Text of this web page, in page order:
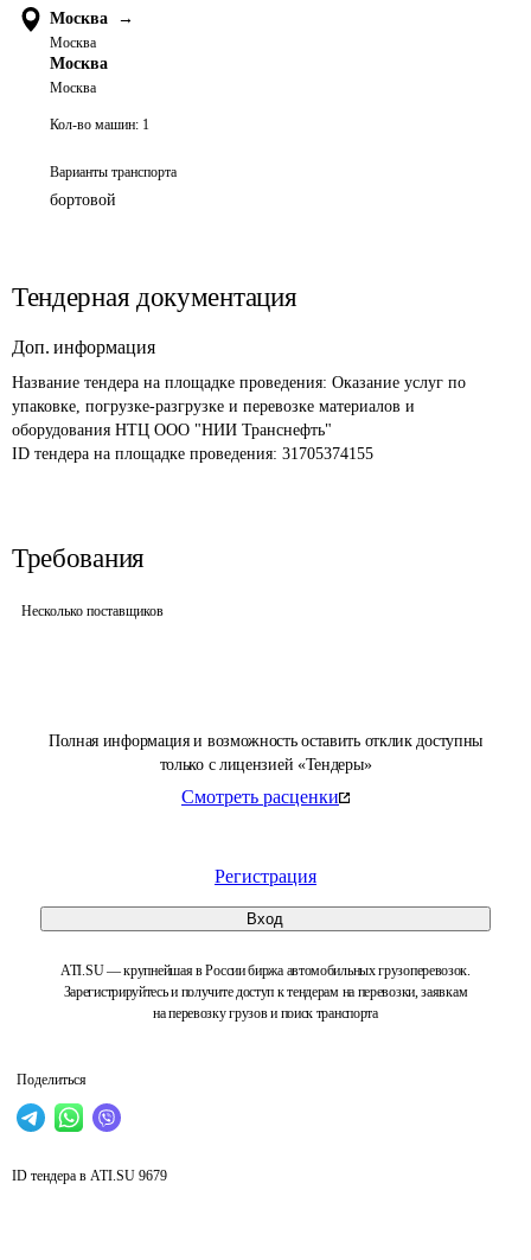
Полная информация и возможность оставить отклик доступны
только с лицензией «Тендеры»
Смотреть расценки
Регистрация
Вход
ATI.SU — крупнейшая в России биржа автомобильных грузоперевозок.
Зарегистрируйтесь и получите доступ к тендерам на перевозки, заявкам
на перевозку грузов и поиск транспорта
Поделиться
Москва →
Москва
Москва
Москва
Кол-во машин: 1
Варианты транспорта
бортовой
Тендерная документация
Доп. информация
Название тендера на площадке проведения: Оказание услуг по
упаковке, погрузке-разгрузке и перевозке материалов и
оборудования НТЦ ООО "НИИ Транснефть"
ID тендера на площадке проведения: 31705374155
Требования
Несколько поставщиков
ID тендера в ATI.SU 9679